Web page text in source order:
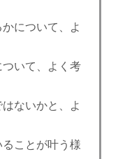
について、よ
いて、よく考
ないかと、よ
ことが叶う様